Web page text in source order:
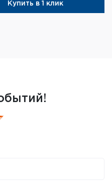
Купить в 1 клик